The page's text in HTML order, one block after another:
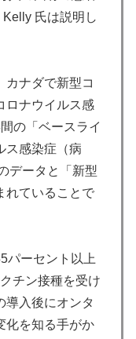
氏は説明し
カナダで新型コ
ロナウイルス感
の「ベースライ
ス感染症（病
データと「新型
れていることで
パーセント以上
チン接種を受け
導入後にオンタ
化を知る手がか